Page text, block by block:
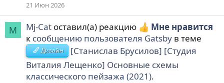
21 Июн 2026
M Mj-Cat оставил(а) реакцию
Мне нравится
к сообщению пользователя Gatsby в теме
Дизайн
[Станислав Брусилов] [Студия
Виталия Лещенко] Основные схемы
классического пейзажа (2021).